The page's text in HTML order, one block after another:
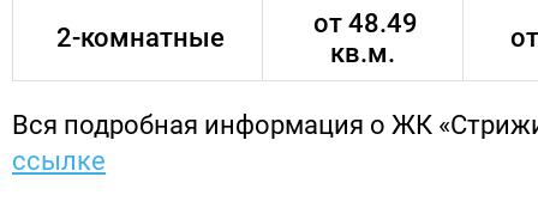
2-комнатные
от 48.49
кв.м.
Вся подробная информация о ЖК
ссылке